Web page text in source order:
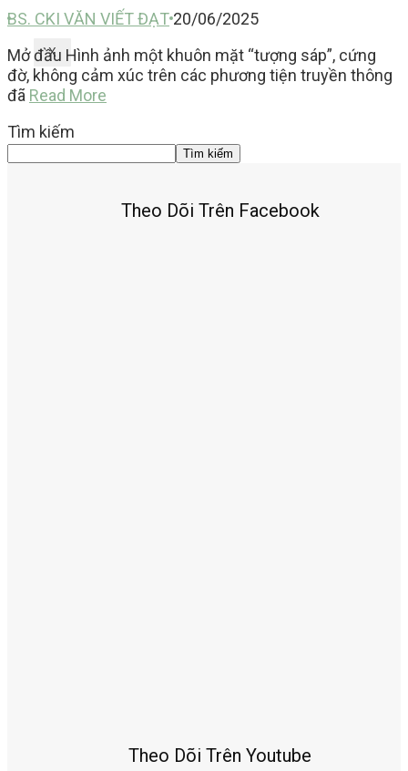
X
BS. CKI VĂN VIẾT ĐẠT 20/06/2025
Mở đầu Hình ảnh một khuôn mặt “tượng sáp”, cứng
đờ, không cảm xúc trên các phương tiện truyền thông
đã Read More
Tìm kiếm
Tìm kiếm
Theo Dõi Trên Facebook
Theo Dõi Trên Youtube